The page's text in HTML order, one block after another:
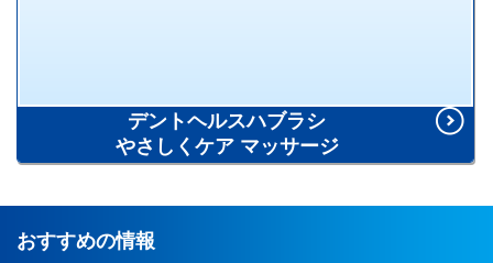
やわらかめ／ふつう
デントヘルスハブラシ
やさしくケア マッサージ
おすすめの情報